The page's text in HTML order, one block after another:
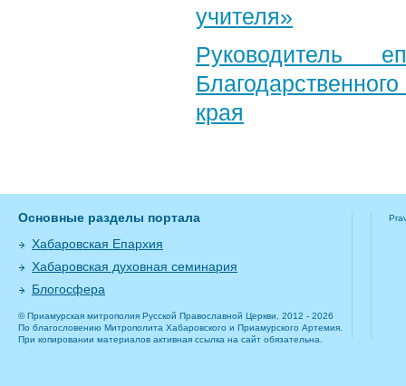
учителя»
Руководитель
края
Основные разделы портала
Хабаровская Епархия
Хабаровская духовная семинария
Блогосфера
© Приамурская митрополия Русской Православной Церкви, 2012 - 2026
По благословению Митрополита Хабаровского и Приамурского Артемия.
При копировании материалов активная ссылка на сайт обязательна.